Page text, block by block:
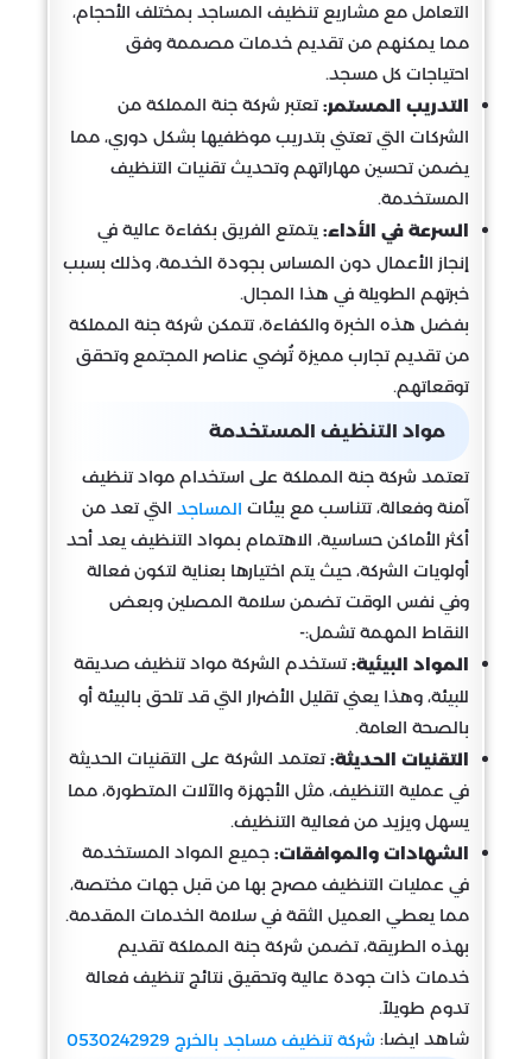
التعامل مع مشاريع تنظيف المساجد بمختلف الأحجام،
مما يمكنهم من تقديم خدمات مصممة وفق
احتياجات كل مسجد.
التدريب المستمر:تعتبر شركة جنة المملكة من
الشركات التي تعتني بتدريب موظفيها بشكل دوري، مما
يضمن تحسين مهاراتهم وتحديث تقنيات التنظيف
المستخدمة.
السرعة في الأداء: يتمتع الفريق بكفاءة عالية في
إنجاز الأعمال دون المساس بجودة الخدمة، وذلك بسبب
خبرتهم الطويلة في هذا المجال.
بفضل هذه الخبرة والكفاءة، تتمكن شركة جنة المملكة
من تقديم تجارب مميزة تُرضي عناصر المجتمع وتحقق
توقعاتهم.
مواد التنظيف المستخدمة
تعتمد شركة جنة المملكة على استخدام مواد تنظيف
آمنة وفعالة، تتناسب مع بيئات المساجد التي تعد من
أكثر الأماكن حساسية، الاهتمام بمواد التنظيف يعد أحد
أولويات الشركة، حيث يتم اختيارها بعناية لتكون فعالة
وفي نفس الوقت تضمن سلامة المصلين وبعض
النقاط المهمة تشمل:-
المواد البيئية:تستخدم الشركة مواد تنظيف صديقة
للبيئة، وهذا يعني تقليل الأضرار التي قد تلحق بالبيئة أو
بالصحة العامة.
التقنيات الحديثة:تعتمد الشركة على التقنيات الحديثة
في عملية التنظيف، مثل الأجهزة والآلات المتطورة، مما
يسهل ويزيد من فعالية التنظيف.
الشهادات والموافقات: جميع المواد المستخدمة
في عمليات التنظيف مصرح بها من قبل جهات مختصة،
مما يعطي العميل الثقة في سلامة الخدمات المقدمة.
بهذه الطريقة، تضمن شركة جنة المملكة تقديم
خدمات ذات جودة عالية وتحقيق نتائج تنظيف فعالة
تدوم طويلاً.
شاهد ايضا: شركة تنظيف مساجد بالخرج 0530242929